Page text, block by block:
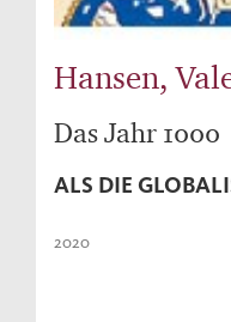
Hansen,
Das Jahr 1000
ALS DIE
2020